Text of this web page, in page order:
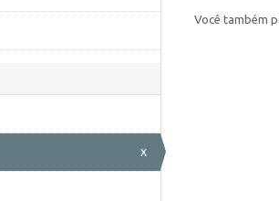
x
Você também